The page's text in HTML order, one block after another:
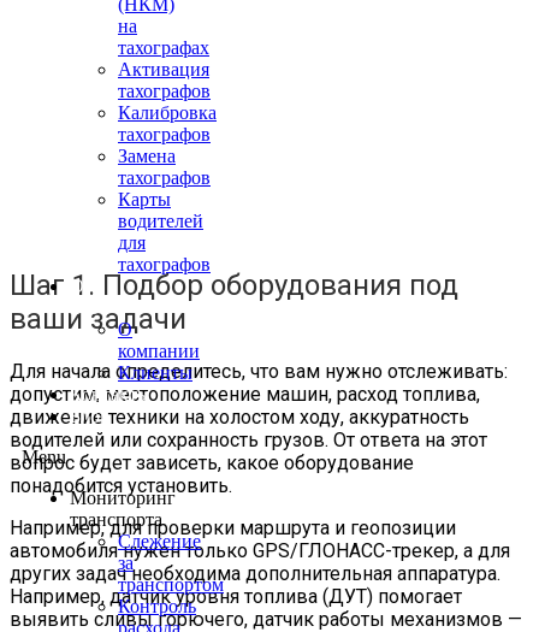
(НКМ)
на
тахографах
Активация
тахографов
Калибровка
тахографов
Замена
тахографов
Карты
водителей
для
тахографов
О
О
компании
Клиенты
Контакты
Блог
Menu
Мониторинг
транспорта
Слежение
за
транспортом
Контроль
расхода
Шаг 1. Подбор оборудования под
ваши задачи
Для начала определитесь, что вам нужно отслеживать:
допустим, местоположение машин, расход топлива,
движение техники на холостом ходу, аккуратность
водителей или сохранность грузов. От ответа на этот
вопрос будет зависеть, какое оборудование
понадобится установить.
Например, для проверки маршрута и геопозиции
автомобиля нужен только GPS/ГЛОНАСС-трекер, а для
других задач необходима дополнительная аппаратура.
Например, датчик уровня топлива (ДУТ) помогает
выявить сливы горючего, датчик работы механизмов —